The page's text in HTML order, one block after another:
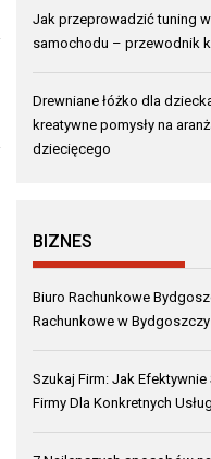
Jak przeprowadzić tuning
samochodu – przewodnik
Drewniane łóżko dla
kreatywne pomysły na
dziecięcego
BIZNES
Biuro Rachunkowe
Rachunkowe w
Szukaj Firm: Jak
Firmy Dla Konkretnych Usług